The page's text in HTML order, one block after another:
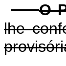
O
lhe